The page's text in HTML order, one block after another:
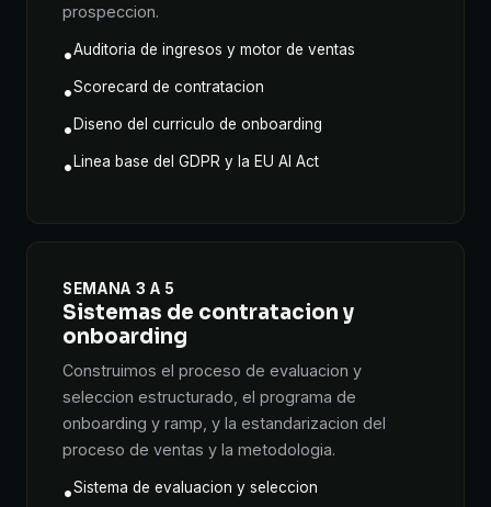
prospeccion.
•Auditoria de ingresos y motor de ventas
•Scorecard de contratacion
•Diseno del curriculo de onboarding
•Linea base del GDPR y la EU AI Act
SEMANA 3 A 5
Sistemas de contratacion y
onboarding
Construimos el proceso de evaluacion y
seleccion estructurado, el programa de
onboarding y ramp, y la estandarizacion del
proceso de ventas y la metodologia.
•Sistema de evaluacion y seleccion